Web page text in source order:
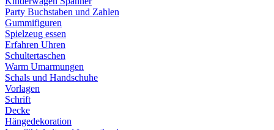
Party Buchstaben und Zahlen
Gummifiguren
Spielzeug essen
Erfahren Uhren
Schultertaschen
Warm Umarmungen
Schals und Handschuhe
Vorlagen
Schrift
Decke
Hängedekoration